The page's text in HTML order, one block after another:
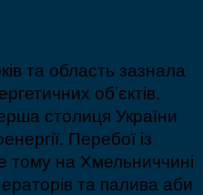
та область зазнала
об’єктів.
столиця України
Перебої із
тому на Хмельниччині
та палива аби